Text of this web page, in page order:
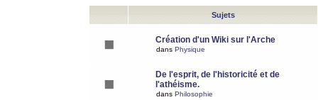
Sujets
Création d'un Wiki sur l'Arche
dans Physique
De l'esprit, de l'historicité et de
l'athéisme.
dans Philosophie